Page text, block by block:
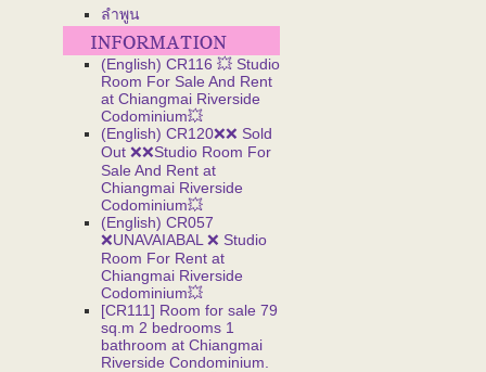
ลำพูน
(English) CR116 💥 Studio
Room For Sale And Rent
at Chiangmai Riverside
Codominium💥
(English) CR120❌❌ Sold
Out ❌❌Studio Room For
Sale And Rent at
Chiangmai Riverside
Codominium💥
(English) CR057
❌UNAVAIABAL ❌ Studio
Room For Rent at
Chiangmai Riverside
Codominium💥
[CR111] Room for sale 79
sq.m 2 bedrooms 1
bathroom at Chiangmai
Riverside Condominium.